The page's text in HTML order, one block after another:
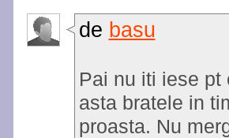
de basu
Pai nu iti iese pt
asta bratele in
proasta. Nu